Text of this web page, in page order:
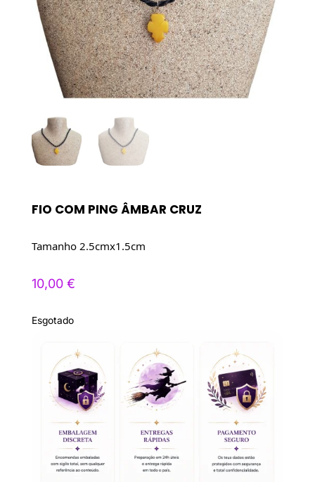
FIO COM PING ÂMBAR CRUZ
Tamanho 2.5cmx1.5cm
10,00 €
Esgotado